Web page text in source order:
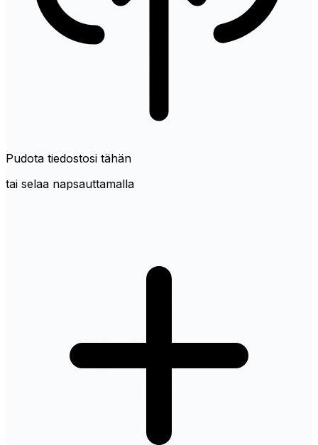
Pudota tiedostosi tähän
tai selaa napsauttamalla